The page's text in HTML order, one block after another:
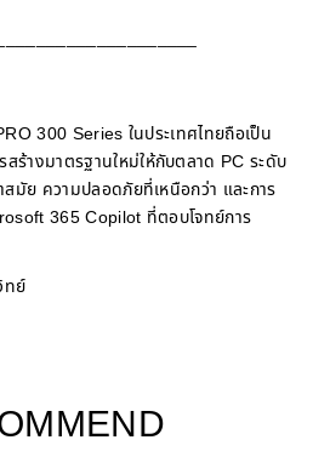
300 Series ในประเทศไทยถือเป็น
ร้างมาตรฐานใหม่ให้กับตลาด PC ระดับ
มัย ความปลอดภัยที่เหนือกว่า และการ
365 Copilot ที่ตอบโจทย์การ
ทย์